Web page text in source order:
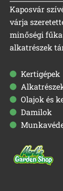
Kaposvár
várja
minőségi
alkatrészek
Kertigépek
Olajok és
Damilok